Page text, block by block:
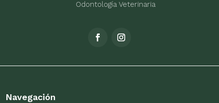
Odontología Veterinaria
Navegación